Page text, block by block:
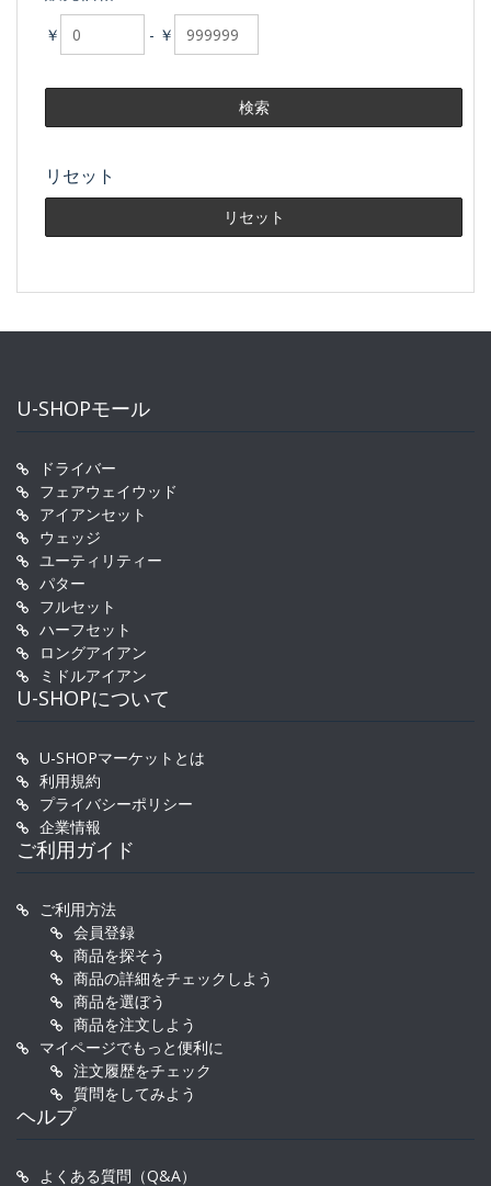
￥ - ￥
リセット
U-SHOPモール
ドライバー
フェアウェイウッド
アイアンセット
ウェッジ
ユーティリティー
パター
フルセット
ハーフセット
ロングアイアン
ミドルアイアン
U-SHOPについて
U-SHOPマーケットとは
利用規約
プライバシーポリシー
企業情報
ご利用ガイド
ご利用方法
会員登録
商品を探そう
商品の詳細をチェックしよう
商品を選ぼう
商品を注文しよう
マイページでもっと便利に
注文履歴をチェック
質問をしてみよう
ヘルプ
よくある質問（Q&A）